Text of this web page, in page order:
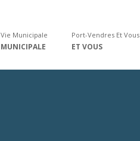
Vie Municipale
MUNICIPALE
Port-Vendres Et Vous
ET VOUS